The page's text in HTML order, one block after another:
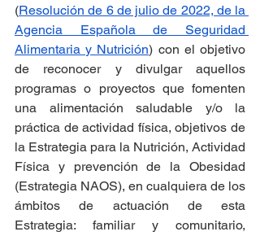
(Resolución de 6 de julio de 2022, de la
Agencia Española de Seguridad
Alimentaria y Nutrición) con el objetivo
de reconocer y divulgar aquellos
programas o proyectos que fomenten
una alimentación saludable y/o la
práctica de actividad física, objetivos de
la Estrategia para la Nutrición, Actividad
Física y prevención de la Obesidad
(Estrategia NAOS), en cualquiera de los
ámbitos de actuación de esta
Estrategia: familiar y comunitario,